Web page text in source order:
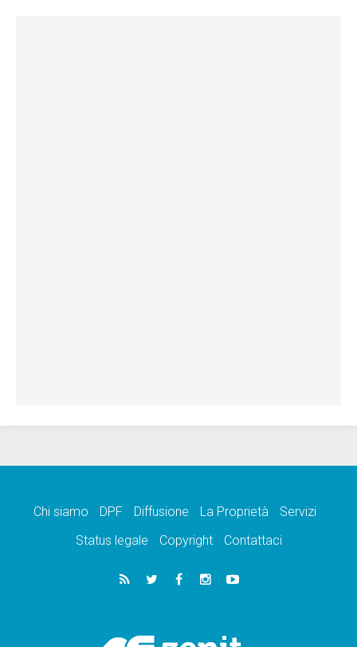
Chi siamo DPF Diffusione La Proprietà
Servizi
Status legale
Copyright Contattaci